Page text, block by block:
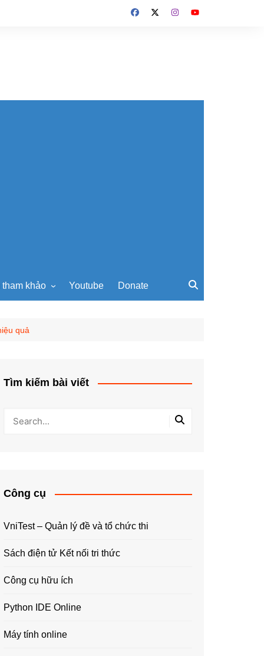
khảo
PowerPoint
Youtube Donate
quả
Tìm kiếm bài viết
Công cụ
VniTest – Quản lý đề và tổ chức thi
Sách điện tử Kết nối tri thức
Công cụ hữu ích
Python IDE Online
Máy tính online